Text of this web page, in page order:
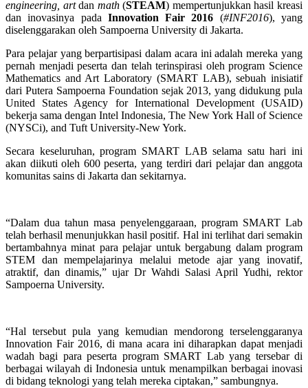
engineering, artdan math(STEAM) mempertunjukkan hasil kreasi
dan inovasinya pada Innovation Fair 2016 (#INF2016), yang
diselenggarakan oleh Sampoerna University di Jakarta.
Para pelajar yang berpartisipasi dalam acara ini adalah mereka yang
pernah menjadi peserta dan telah terinspirasi oleh program Science
Mathematics and Art Laboratory (SMART LAB), sebuah inisiatif
dari Putera Sampoerna Foundation sejak 2013, yang didukung pula
United States Agency for International Development (USAID)
bekerja sama dengan Intel Indonesia, The New York Hall of Science
(NYSCi), and Tuft University-New York.
Secara keseluruhan, program SMART LAB selama satu hari ini
akan diikuti oleh 600 peserta, yang terdiri dari pelajar dan anggota
komunitas sains di Jakarta dan sekitarnya.
“Dalam dua tahun masa penyelenggaraan, program SMART Lab
telah berhasil menunjukkan hasil positif. Hal ini terlihat dari semakin
bertambahnya minat para pelajar untuk bergabung dalam program
STEM dan mempelajarinya melalui metode ajar yang inovatif,
atraktif, dan dinamis,” ujar Dr Wahdi Salasi April Yudhi, rektor
Sampoerna University.
“Hal tersebut pula yang kemudian mendorong terselenggaranya
Innovation Fair 2016, di mana acara ini diharapkan dapat menjadi
wadah bagi para peserta program SMART Lab yang tersebar di
berbagai wilayah di Indonesia untuk menampilkan berbagai inovasi
di bidang teknologi yang telah mereka ciptakan,” sambungnya.